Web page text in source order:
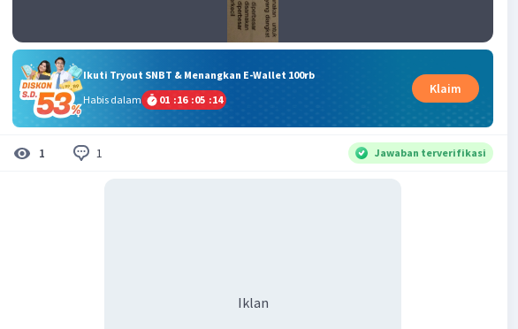
Ikuti Tryout SNBT & Menangkan E-Wallet 100rb
Habis dalam
01 :16 :05 :13
Klaim
1 1 Jawaban terverifikasi
Iklan